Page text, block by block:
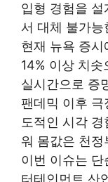
입형 경험을
서 대체 불가
현재 뉴욕 증
14% 이상 치
실시간으로 증
팬데믹 이후
도적인 시각
워 몸값은 천
이번 이슈는
터테인먼트 산